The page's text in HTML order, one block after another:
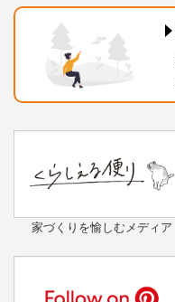
家づくりを愉しむメディア